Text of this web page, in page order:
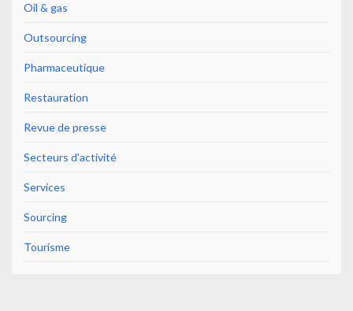
Oil & gas
Outsourcing
Pharmaceutique
Restauration
Revue de presse
Secteurs d'activité
Services
Sourcing
Tourisme